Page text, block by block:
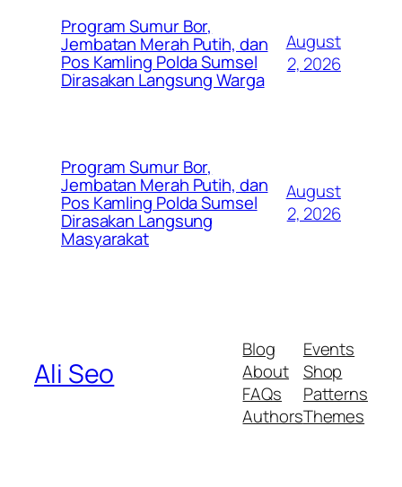
Program Sumur Bor,
Jembatan Merah Putih, dan
Pos Kamling Polda Sumsel
Dirasakan Langsung Warga
August
2, 2026
Program Sumur Bor,
Jembatan Merah Putih, dan
Pos Kamling Polda Sumsel
Dirasakan Langsung
Masyarakat
August
2, 2026
Ali Seo
Blog
About
FAQs
Authors
Events
Shop
Patterns
Themes